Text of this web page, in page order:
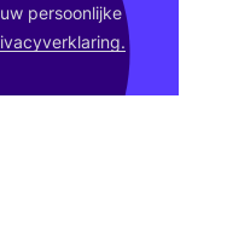
per­soon­lij­ke